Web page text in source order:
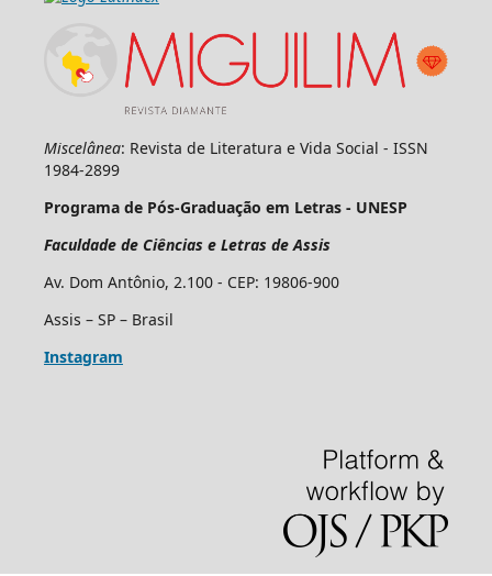
Miscelânea: Revista de Literatura e Vida Social - ISSN
1984-2899
Programa de Pós-Graduação em Letras - UNESP
Faculdade de Ciências e Letras de Assis
Av. Dom Antônio, 2.100 - CEP: 19806-900
Assis – SP – Brasil
Instagram